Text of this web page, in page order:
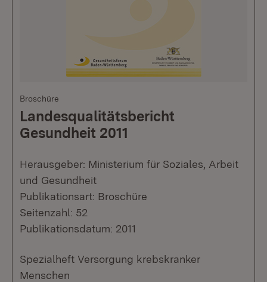
Broschüre
Landesqualitätsbericht
Gesundheit 2011
Herausgeber: Ministerium für Soziales, Arbeit
und Gesundheit
Publikationsart: Broschüre
Seitenzahl: 52
Publikationsdatum: 2011
Spezialheft Versorgung krebskranker
Menschen